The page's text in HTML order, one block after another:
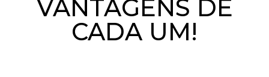
VANTAGENS DE
CADA UM!